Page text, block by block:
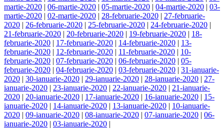
martie-2020 | 06-martie-2020 | 05-martie-2020 | 04-martie-2020 | 03-
martie-2020 | 02-martie-2020 | 28-februarie-2020 | 27-februarie-
2020 | 26-februarie-2020 | 25-februarie-2020 | 24-februarie-2020 |
21-februarie-2020 | 20-februarie-2020 | 19-februarie-2020 | 18-
februarie-2020 | 17-februarie-2020 | 14-februarie-2020 | 13-
februarie-2020 | 12-februarie-2020 | 11-februarie-2020 | 10-
februarie-2020 | 07-februarie-2020 | 06-februarie-2020 | 05-
februarie-2020 | 04-februarie-2020 | 03-februarie-2020 | 31-ianuarie-
2020 | 30-ianuarie-2020 | 29-ianuarie-2020 | 28-ianuarie-2020 | 27-
ianuarie-2020 | 23-ianuarie-2020 | 22-ianuarie-2020 | 21-ianuarie-
2020 | 20-ianuarie-2020 | 17-ianuarie-2020 | 16-ianuarie-2020 | 15-
ianuarie-2020 | 14-ianuarie-2020 | 13-ianuarie-2020 | 10-ianuarie-
2020 | 09-ianuarie-2020 | 08-ianuarie-2020 | 07-ianuarie-2020 | 06-
ianuarie-2020 | 03-ianuarie-2020 |